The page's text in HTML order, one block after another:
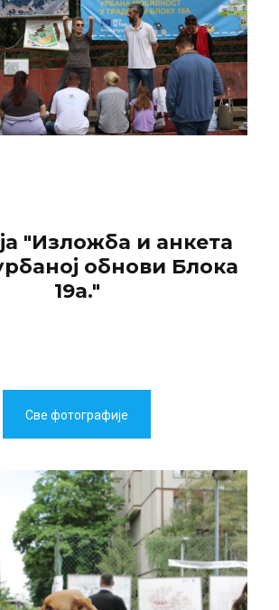
"Изложба и анкета
обнови Блока
19а."
Све фотографије